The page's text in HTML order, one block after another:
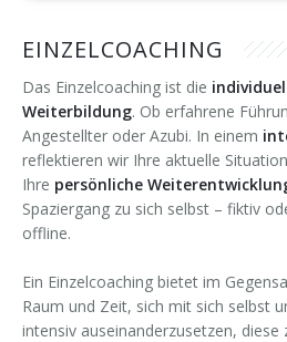
Change Leader
Keynote Speaker
Veröffentlichungen
Downloads
Presseberichte
EINZELCOACHING
Das Einzelcoaching ist die
Weiterbildung. Ob erfahrene
Angestellter oder Azubi. In einem
reflektieren wir Ihre aktuelle
Ihre persönliche
Spaziergang zu sich selbst – fiktiv
offline.
Ein Einzelcoaching bietet im
Raum und Zeit, sich mit sich selbst
intensiv auseinanderzusetzen, diese